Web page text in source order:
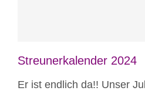
Streunerkalender 2024
Er ist endlich da!! Unser